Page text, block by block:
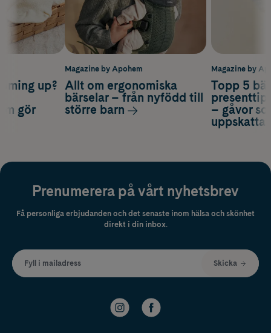
Magazine by
Topp 5
– gåvor
up?
gör
Magazine by Apohem
Allt om ergonomiska
bärselar – från nyfödd till
större barn
Prenumerera på vårt nyhetsbrev
Få personliga erbjudanden och det senaste inom hälsa och skönhet
direkt i din inbox.
Fyll i mailadress Skicka